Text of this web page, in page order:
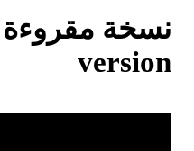
version